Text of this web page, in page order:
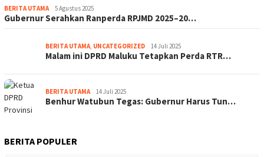
BERITA UTAMA 5 Agustus 2025
Gubernur Serahkan Ranperda RPJMD 2025–20…
BERITA UTAMA, UNCATEGORIZED 14 Juli 2025
Malam ini DPRD Maluku Tetapkan Perda RTR…
BERITA UTAMA 14 Juli 2025
Benhur Watubun Tegas: Gubernur Harus Tun…
BERITA POPULER